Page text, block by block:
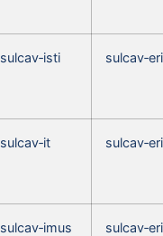
sulcav‑isti
sulcav‑it
sulcav‑imus